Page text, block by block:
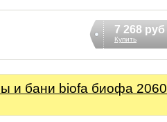
7 268 руб
Купить
и бани biofa биофа 2060